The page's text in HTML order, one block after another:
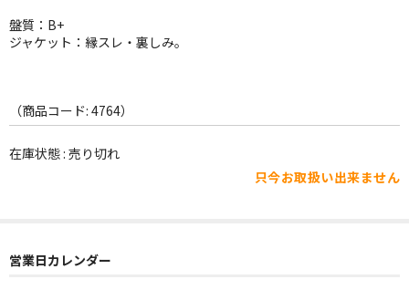
FOLK,SSW
その他
7INC
盤質：B+
ジャケット：縁スレ・裏しみ。
（商品コード: 4764）
在庫状態 : 売り切れ
只今お取扱い出来ません
営業日カレンダー